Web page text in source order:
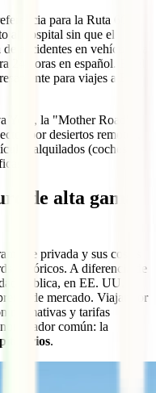
para la Ruta 66:
al hospital sin que el
accidentes en vehículos a
24 horas en español. Es el
para viajes a EE.
York, la "Mother Road"
por desiertos remotos,
alquilados (coches o
de alta gama
privada y sus costes
históricos. A diferencia de
pública, en EE. UU.
de mercado. Viajar por
normativas y tarifas
común: la
.